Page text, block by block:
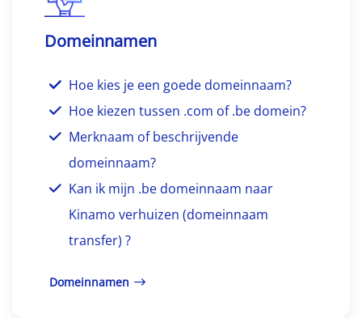
Domeinnamen
Hoe kies je een goede domeinnaam?
Hoe kiezen tussen .com of .be domein?
Merknaam of beschrijvende
domeinnaam?
Kan ik mijn .be domeinnaam naar
Kinamo verhuizen (domeinnaam
transfer) ?
Domeinnamen